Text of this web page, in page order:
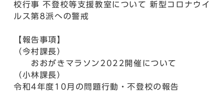
校行事 不登校等支援教室について 新型コロナウイ
ルス第8派への警戒
【報告事項】
（今村課長）
おおがきマラソン2022開催について
（小林課長）
令和4年度10月の問題行動・不登校の報告